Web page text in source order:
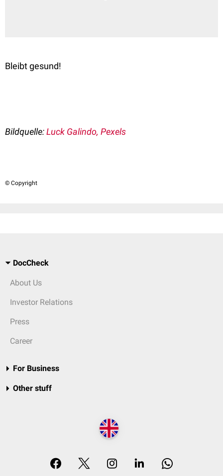
Bleibt gesund!
Bildquelle:Luck Galindo, Pexels
© Copyright
DocCheck
About Us
Investor Relations
Press
Career
For Business
Other stuff